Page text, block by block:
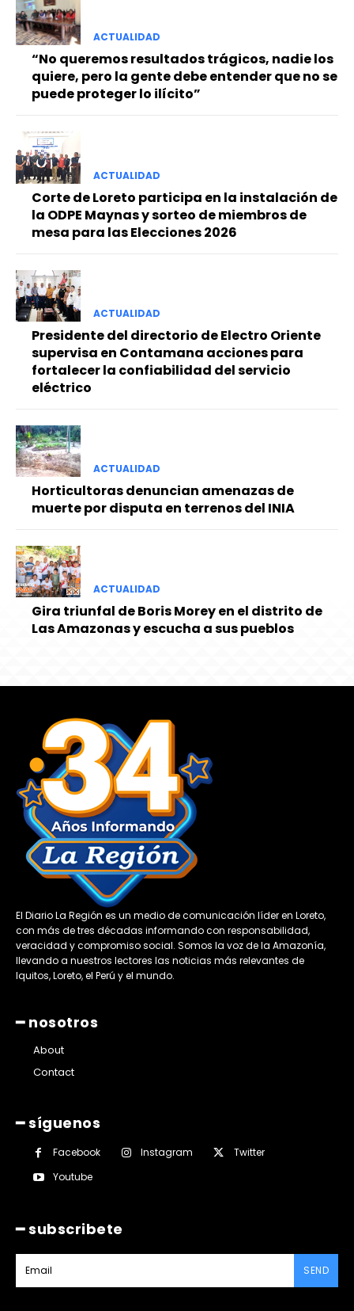
━ Planes
ACTUALIDAD
“No queremos resultados trágicos, nadie los
quiere, pero la gente debe entender que no se
puede proteger lo ilícito”
ACTUALIDAD
Corte de Loreto participa en la instalación de
la ODPE Maynas y sorteo de miembros de
mesa para las Elecciones 2026
ACTUALIDAD
Presidente del directorio de Electro Oriente
supervisa en Contamana acciones para
fortalecer la confiabilidad del servicio
eléctrico
ACTUALIDAD
Horticultoras denuncian amenazas de
muerte por disputa en terrenos del INIA
ACTUALIDAD
Gira triunfal de Boris Morey en el distrito de
Las Amazonas y escucha a sus pueblos
El Diario La Región es un medio de comunicación líder en Loreto,
con más de tres décadas informando con responsabilidad,
veracidad y compromiso social. Somos la voz de la Amazonía,
llevando a nuestros lectores las noticias más relevantes de
Iquitos, Loreto, el Perú y el mundo.
━ nosotros
About
Contact
━ síguenos
Facebook Instagram
Twitter
Youtube
━ subscribete
SEND